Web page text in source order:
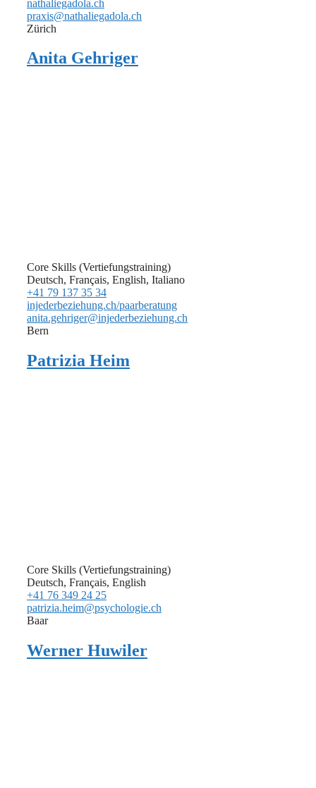
nathaliegadola.ch
praxis@nathaliegadola.ch
Zürich
Anita Gehriger
Core Skills (Vertiefungstraining)
Deutsch, Français, English, Italiano
+41 79 137 35 34
injederbeziehung.ch/paarberatung
anita.gehriger@injederbeziehung.ch
Bern
Patrizia Heim
Core Skills (Vertiefungstraining)
Deutsch, Français, English
+41 76 349 24 25
patrizia.heim@psychologie.ch
Baar
Werner Huwiler